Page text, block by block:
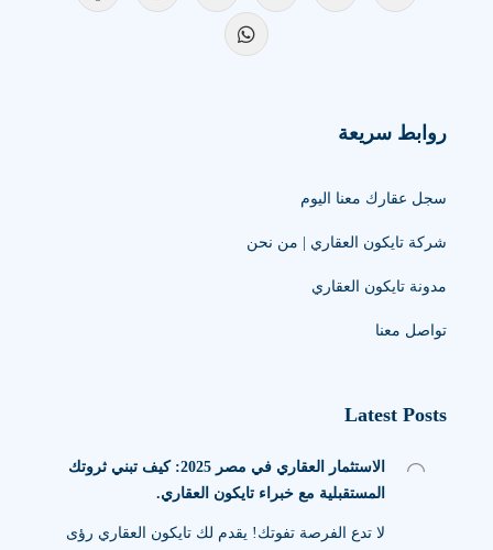
روابط سريعة
سجل عقارك معنا اليوم
شركة تايكون العقاري | من نحن
مدونة تايكون العقاري
تواصل معنا
Latest Posts
الاستثمار العقاري في مصر 2025: كيف تبني ثروتك
المستقبلية مع خبراء تايكون العقاري.
لا تدع الفرصة تفوتك! يقدم لك تايكون العقاري رؤى